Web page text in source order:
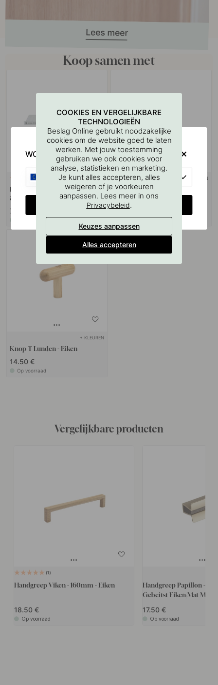
Koop samen met
Boorsjabloon voor handgrepen
& Knoppen
7 €
Op voorraad
+ KLEUREN
Knop Lunden - Eiken
6.50 €
+ KLEUREN
Knop T Lunden - Eiken
14.50 €
Op voorraad
Vergelijkbare producten
1
Handgreep Viken - 160mm - Eiken
18.50
Op voorraad
Handgreep Papillon -
Gebeitst Eiken/Mat
17.50
Op voorraad
COOKIES EN VERGELIJKBARE
TECHNOLOGIEËN
Beslag Online gebruikt noodzakelijke
cookies om de website goed te laten
werken. Met jouw toestemming
gebruiken we ook cookies voor
analyse, statistieken en marketing.
Je kunt alles accepteren, alles
weigeren of je voorkeuren
aanpassen. Lees meer in ons
Privacybeleid.
Keuzes aanpassen
Alles accepteren
WOULD YOU RATHER VISIT?
CHANGE COUNTRY